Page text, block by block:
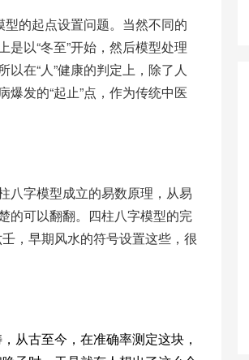
型的起点设置问题。当然不同的
以“冬至”开始，然后模型处理
在“人”健康的判定上，除了人
爆发的“起止”点，作为传统中医
八字模型成立的易数原理，从易
的可以翻翻。四柱八字模型的完
，早期风水的符号设置这些，很
从古至今，在准确率测定这块，